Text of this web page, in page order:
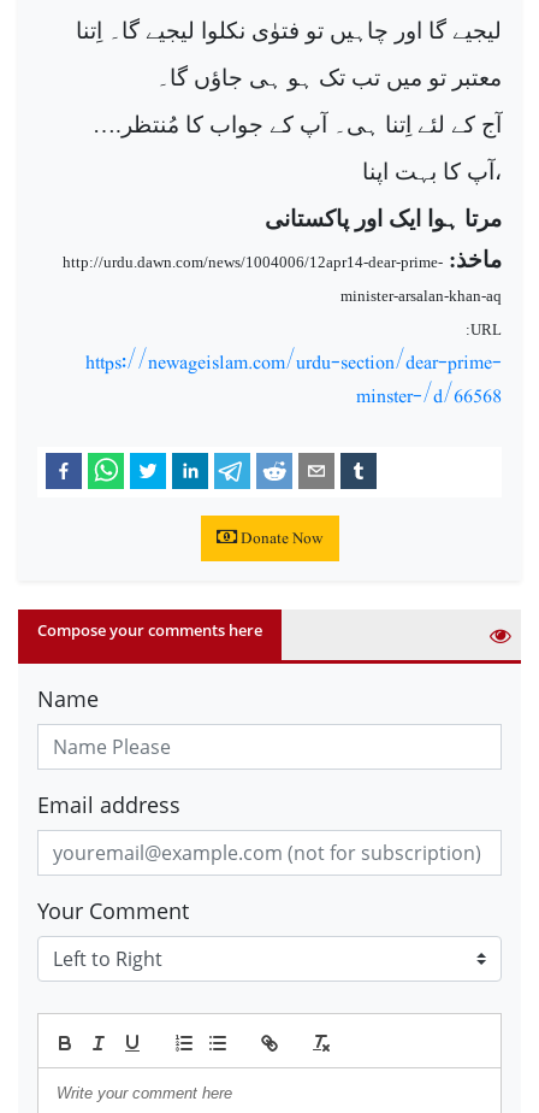
لیجیے گا اور چاہیں تو فتوٰی نکلوا لیجیے گا۔ اِتنا
معتبر تو میں تب تک ہو ہی جاؤں گا۔
آج کے لئے اِتنا ہی۔ آپ کے جواب کا مُنتظر ….
،آپ کا بہت اپنا
مرتا ہوا ایک اور پاکستانی
ماخذ: http://urdu.dawn.com/news/1004006/12apr14-dear-prime-
minister-arsalan-khan-aq
URL:
https://newageislam.com/urdu-section/dear-prime-
minster-/d/66568
Donate Now
Compose your comments here
Name
Email address
Your Comment